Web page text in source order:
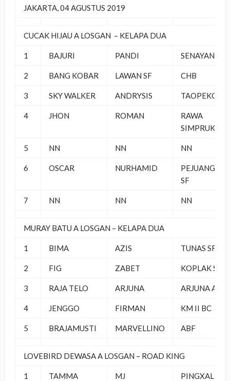
JAKARTA, 04 AGUSTUS 2019
CUCAK HIJAU A LOSGAN – KELAPA DUA
1 BAJURI PANDI SENAYAN
2 BANG KOBAR LAWAN SF CHB
3 SKY WALKER ANDRYSIS TAOPEKONG
4 JHON ROMAN
RAWA
SIMPRUK
5 NN NN NN
6 OSCAR NURHAMID
PEJUANGAN
SF
7 NN NN NN
MURAY BATU A LOSGAN – KELAPA DUA
1 BIMA AZIS TUNAS SF
2 FIG ZABET KOPLAK SF
3 RAJA TELO ARJUNA ARJUNA ABF
4 JENGGO FIRMAN KM II BC
5 BRAJAMUSTI MARVELLINO ABF
LOVEBIRD DEWASA A LOSGAN – ROAD KING
1 TAMMA MJ PINGXAL SF